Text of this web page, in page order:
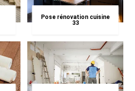
Pose rénovation cuisine
33